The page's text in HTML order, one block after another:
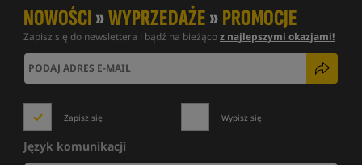
NOWOŚCI»WYPRZEDAŻE»PROMOCJE
Zapisz się do newslettera i bądź na bieżącoz najlepszymi okazjami!
Zapisz się Wypisz się
Język komunikacji